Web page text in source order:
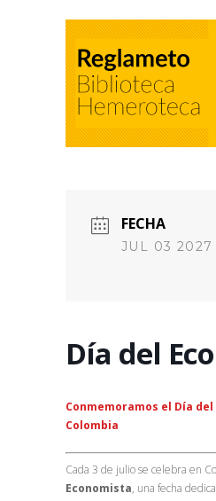
FECHA
JUL 03 2027
Día del
Conmemoramos el Día
Colombia
Cada 3 de julio se celebra en
Economista, una fecha